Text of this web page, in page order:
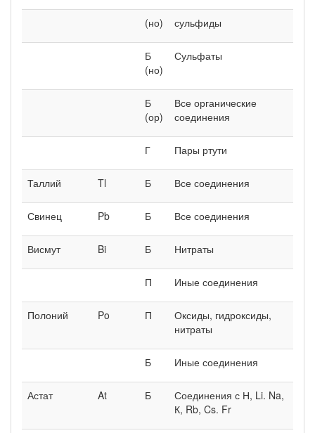
(но) сульфиды
Б
(но)
Сульфаты
Б
(ор)
Все органические
соединения
Г Пары ртути
Таллий Tl Б Все соединения
Свинец Pb Б Все соединения
Висмут Bi Б Нитраты
П Иные соединения
Полоний Po П
Оксиды, гидроксиды,
нитраты
Б Иные соединения
Астат At Б
Соединения с Н, Li. Na,
К, Rb, Cs. Fr